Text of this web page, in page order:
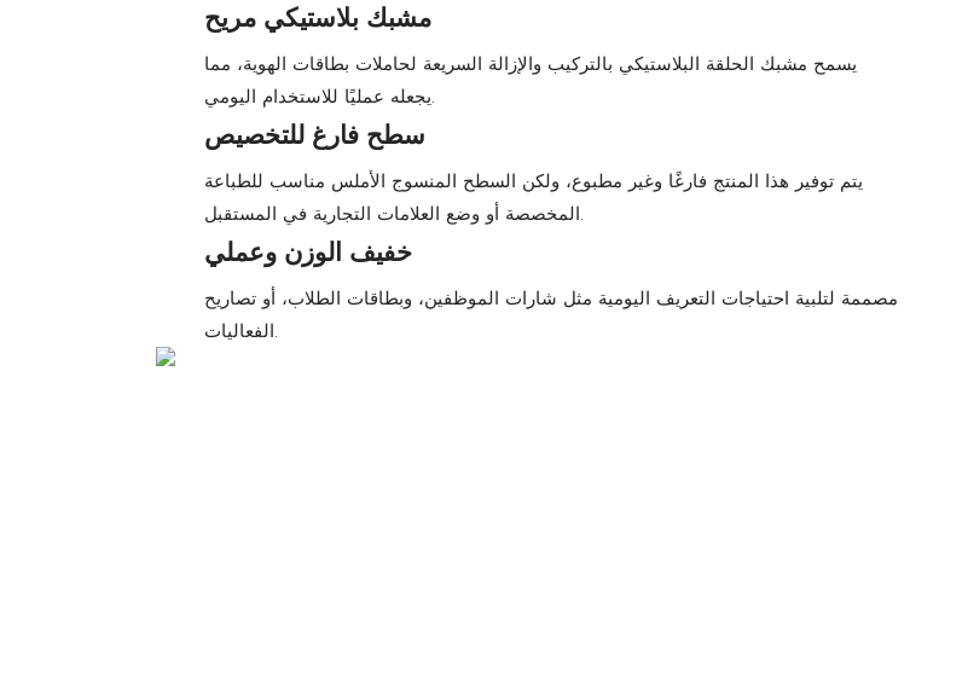
مشبك بلاستيكي مريح
يسمح مشبك الحلقة البلاستيكي بالتركيب والإزالة السريعة لحاملات بطاقات الهوية، مما
سطح فارغ للتخصيص
يتم توفير هذا المنتج فارغًا وغير مطبوع، ولكن السطح المنسوج الأملس مناسب للطباعة
خفيف الوزن وعملي
مصممة لتلبية احتياجات التعريف اليومية مثل شارات الموظفين، وبطاقات الطلاب، أو تصاريح